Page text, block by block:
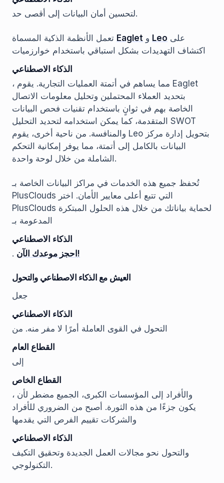
لتحسين أمان البيانات إلى أقصى حد.
Eaglet Leo
اكتشاف التهديدات بشكل استباقي باستخدام خوارزميات
الذكاء الاصطناعي
، مما يساهم في أتمتة العمليات التجارية. يقوم Eaglet
بتحديد العملاء المحتملين وتحليل معلومات الاتصال
الخاصة بهم في ثوانٍ باستخدام تقنيات فحص البيانات
المتقدمة، كما يمكن استخدامه لتحديد التحليل SWOT
والمنافسة. من ناحية أخرى، يقوم Leo بتحويل إدارة مركز
البيانات بالكامل إلى أتمتة، مما يوفر إمكانية التحكم
الشاملة من خلال لوحة واحدة.
تُحفظ جميع هذه الخدمات في مراكز البيانات الخاصة بـ
PlusClouds التي تتبع أعلى معايير الأمان. اختر
PlusClouds لحماية بياناتك من خلال هذه الحلول المبتكرة
المدعومة بـ
الذكاء الاصطناعي
.
احجز موعدك الآن!
العيش مع الذكاء الاصطناعي والتحول
جعل
الذكاء الاصطناعي
التحول في القوى العاملة أمرًا لا مفر منه. من
القطاع العام
إلى
القطاع الخاص
، والأفراد إلى المؤسسات الكبرى، الجميع مضطر لأن
يكون جزءًا من هذه الثورة. أصبح من الضروري للأفراد
والشركات تقييم الفرص التي يقدمها
الذكاء الاصطناعي
والتحول نحو مجالات العمل الجديدة وتحقيق التكيف
التكنولوجي.